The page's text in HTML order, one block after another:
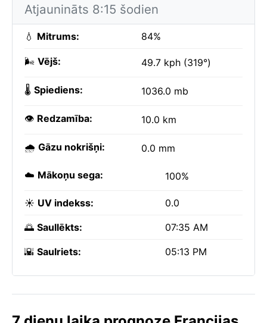
Atjaunināts 8:15 šodien
💧 Mitrums: 84%
🌬️ Vējš: 49.7 kph (319°)
🌡️ Spiediens: 1036.0 mb
👁️ Redzamība: 10.0 km
🌧️ Gāzu nokrišņi: 0.0 mm
☁️ Mākoņu sega: 100%
☀️ UV indekss: 0.0
🌅 Saullēkts: 07:35 AM
🌇 Saulriets: 05:13 PM